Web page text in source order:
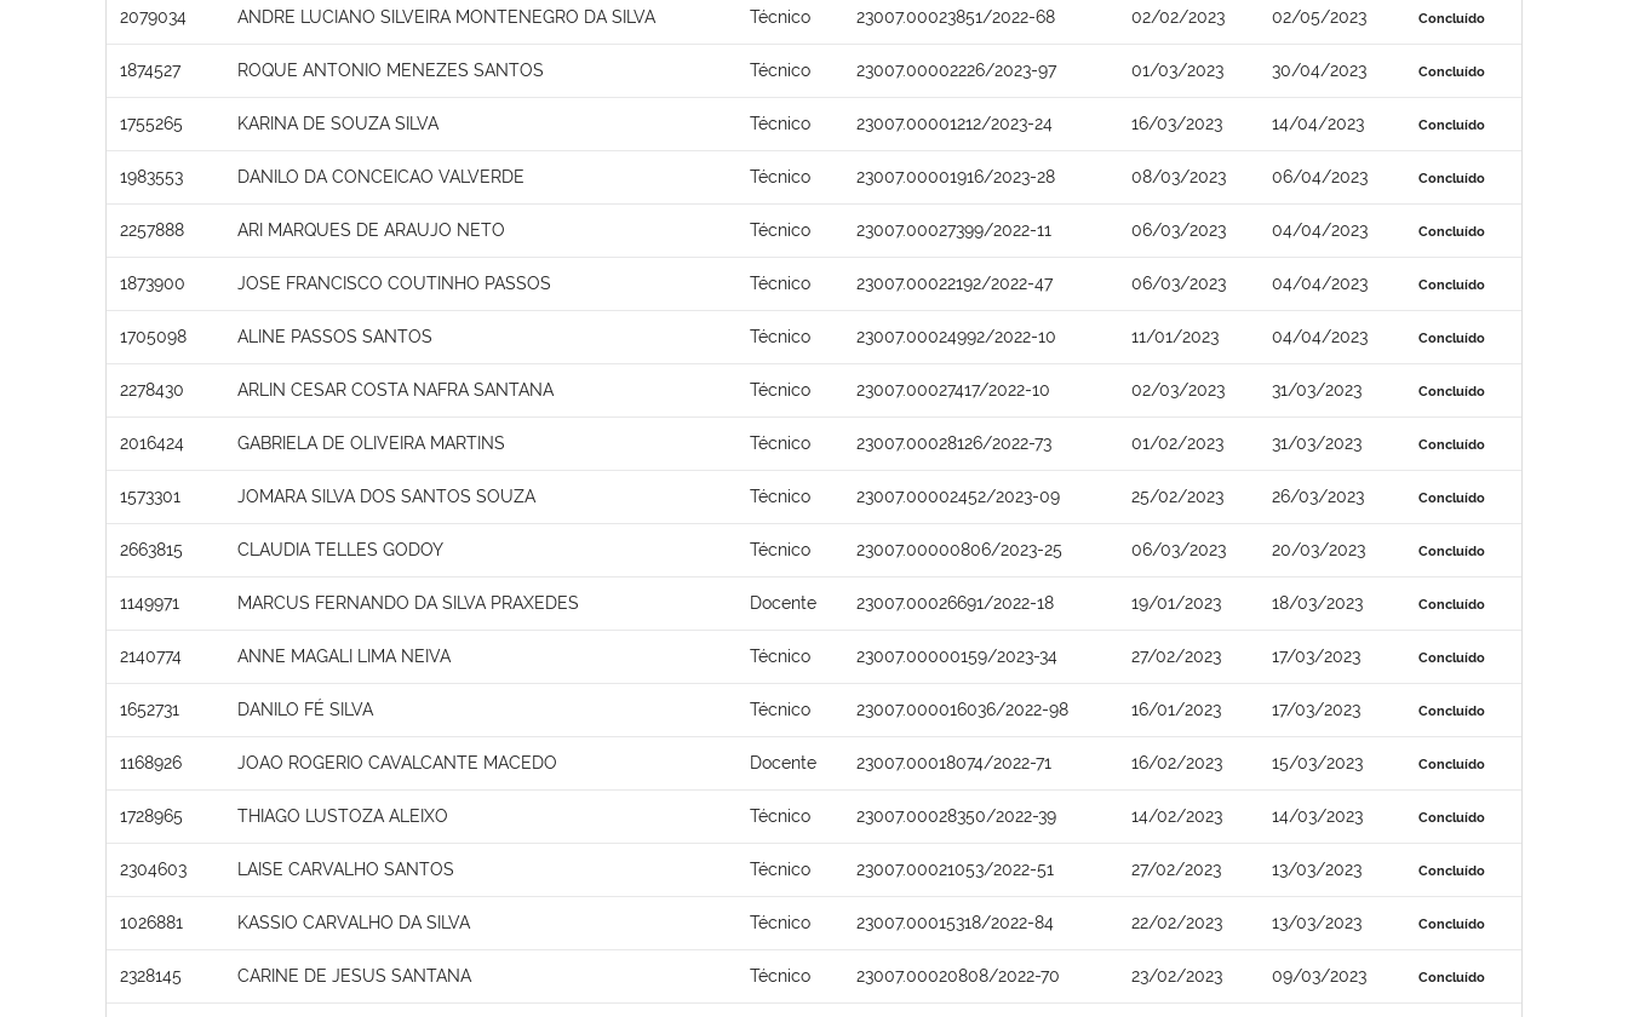
2079034 ANDRE LUCIANO SILVEIRA MONTENEGRO DA SILVA Técnico 23007.00023851/2022-68 02/02/2023 02/05/2023 Concluído
1874527 ROQUE ANTONIO MENEZES SANTOS Técnico 23007.00002226/2023-97 01/03/2023 30/04/2023 Concluído
1755265 KARINA DE SOUZA SILVA Técnico 23007.00001212/2023-24 16/03/2023 14/04/2023 Concluído
1983553 DANILO DA CONCEICAO VALVERDE Técnico 23007.00001916/2023-28 08/03/2023 06/04/2023 Concluído
2257888 ARI MARQUES DE ARAUJO NETO Técnico 23007.00027399/2022-11 06/03/2023 04/04/2023 Concluído
1873900 JOSE FRANCISCO COUTINHO PASSOS Técnico 23007.00022192/2022-47 06/03/2023 04/04/2023 Concluído
1705098 ALINE PASSOS SANTOS Técnico 23007.00024992/2022-10 11/01/2023 04/04/2023 Concluído
2278430 ARLIN CESAR COSTA NAFRA SANTANA Técnico 23007.00027417/2022-10 02/03/2023 31/03/2023 Concluído
2016424 GABRIELA DE OLIVEIRA MARTINS Técnico 23007.00028126/2022-73 01/02/2023 31/03/2023 Concluído
1573301 JOMARA SILVA DOS SANTOS SOUZA Técnico 23007.00002452/2023-09 25/02/2023 26/03/2023 Concluído
2663815 CLAUDIA TELLES GODOY Técnico 23007.00000806/2023-25 06/03/2023 20/03/2023 Concluído
1149971 MARCUS FERNANDO DA SILVA PRAXEDES Docente 23007.00026691/2022-18 19/01/2023 18/03/2023 Concluído
2140774 ANNE MAGALI LIMA NEIVA Técnico 23007.00000159/2023-34 27/02/2023 17/03/2023 Concluído
1652731 DANILO FÉ SILVA Técnico 23007.000016036/2022-98 16/01/2023 17/03/2023 Concluído
1168926 JOAO ROGERIO CAVALCANTE MACEDO Docente 23007.00018074/2022-71 16/02/2023 15/03/2023 Concluído
1728965 THIAGO LUSTOZA ALEIXO Técnico 23007.00028350/2022-39 14/02/2023 14/03/2023 Concluído
2304603 LAISE CARVALHO SANTOS Técnico 23007.00021053/2022-51 27/02/2023 13/03/2023 Concluído
1026881 KASSIO CARVALHO DA SILVA Técnico 23007.00015318/2022-84 22/02/2023 13/03/2023 Concluído
2328145 CARINE DE JESUS SANTANA Técnico 23007.00020808/2022-70 23/02/2023 09/03/2023 Concluído